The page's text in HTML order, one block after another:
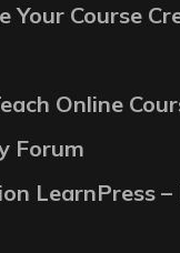
Your Course
Online
Forum
LearnPress –